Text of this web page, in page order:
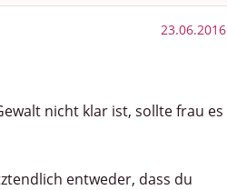
23.06.2016
nicht klar ist, sollte frau es
entweder, dass du